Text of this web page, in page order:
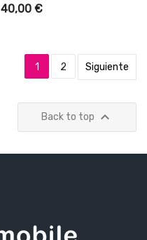
40,00 €
1 2 Siguiente
Back to top 